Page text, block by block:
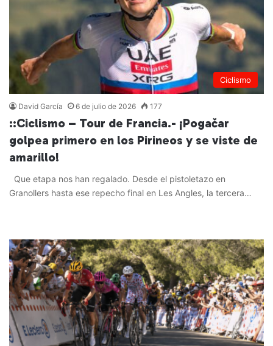
Ciclismo
David García 6 de julio de 2026 177
::Ciclismo – Tour de Francia.- ¡Pogačar
golpea primero en los Pirineos y se viste de
amarillo!
Que etapa nos han regalado. Desde el pistoletazo en
Granollers hasta ese repecho final en Les Angles, la tercera…